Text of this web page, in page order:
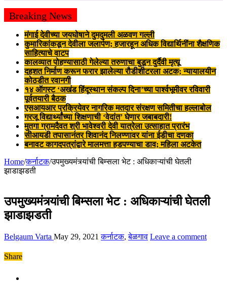
Breaking News
मंगाई देवीच्या जयघोषाने दुमदुमली अळवण गल्ली
कुमारिकांकडून देवीला जलार्पण; हजारहून अधिक विद्यार्थिनींना शैक्षणिक
साहित्याचे वाटप
कालव्यात पोहण्यासाठी गेलेल्या तरुणाचा बुडून दुर्दैवी मृत्यू
दहशत निर्माण करून फरार झालेल्या रौडीशीटरला अटक; न्यायालयीन
कोठडीत रवानगी
१४ ऑगस्ट ‘अखंड हिंदूस्थान संकल्प दिना’च्या पार्श्वभूमीवर रविवारी
पूर्वतयारी बैठक
एसआयआर प्रक्रियेवर नागरिक मतदार संरक्षण समितीचा हल्लाबोल
गरजू विद्यार्थ्यांच्या शिक्षणाची ‘वेदांत’ घेणार जबाबदारी!
मुतगा ग्रामदैवत श्री भावेश्वरी देवी यात्रेला उत्साहात प्रारंभ
सीआयडी तपासानंतर शिवानंद निलण्णावर यांना ईडीचा दणका
बनावट कागदपत्रांद्वारे मालमत्ता हडपण्याचा डाव; महिला अटकेत
Home/कर्नाटक/उपमुख्यमंत्र्यांची बिम्सला भेट : अधिकाऱ्यांची घेतली
झाडाझडती
उपमुख्यमंत्र्यांची बिम्सला भेट : अधिकाऱ्यांची घेतली
झाडाझडती
Belgaum Varta May 29, 2021 कर्नाटक,बेळगाव Leave a comment
Share